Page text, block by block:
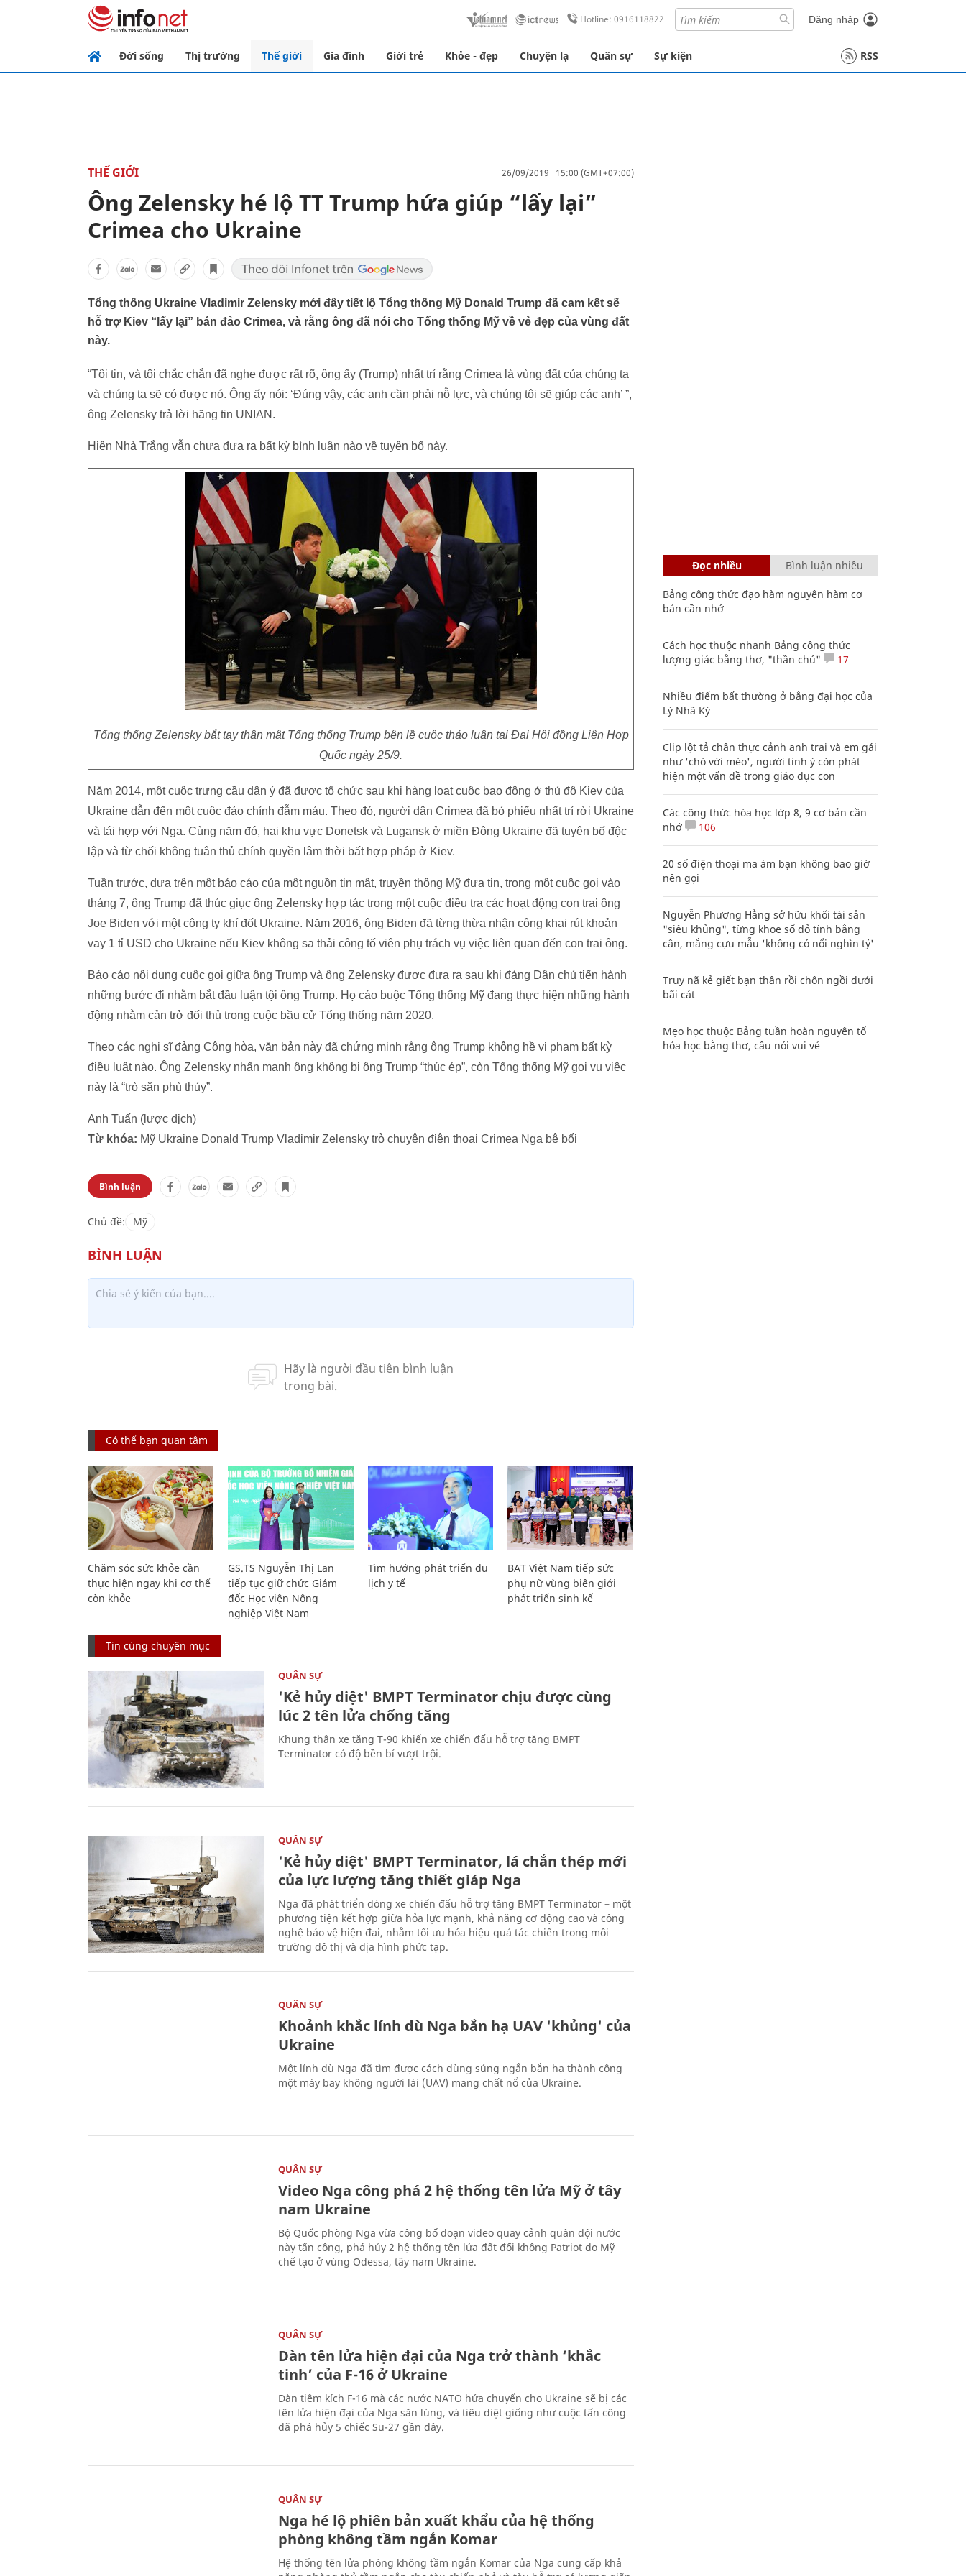
Hotline: 0916118822 Đăng nhập
Đời sống Thị trường Thế giới Gia đình Giới trẻ Khỏe - đẹp Chuyện lạ Quân sự Sự kiện RSS
THẾ GIỚI 26/09/2019 15:00 (GMT+07:00)
Ông Zelensky hé lộ TT Trump hứa giúp “lấy lại”
Crimea cho Ukraine
Tổng thống Ukraine Vladimir Zelensky mới đây tiết lộ Tổng thống Mỹ Donald Trump đã cam kết sẽ
hỗ trợ Kiev “lấy lại” bán đảo Crimea, và rằng ông đã nói cho Tổng thống Mỹ về vẻ đẹp của vùng đất
này.
“Tôi tin, và tôi chắc chắn đã nghe được rất rõ, ông ấy (Trump) nhất trí rằng Crimea là vùng đất của chúng ta
và chúng ta sẽ có được nó. Ông ấy nói: ‘Đúng vậy, các anh cần phải nỗ lực, và chúng tôi sẽ giúp các anh’ ”,
ông Zelensky trả lời hãng tin UNIAN.
Hiện Nhà Trắng vẫn chưa đưa ra bất kỳ bình luận nào về tuyên bố này.
Tổng thống Zelensky bắt tay thân mật Tổng thống Trump bên lề cuộc thảo luận tại Đại Hội đồng Liên Hợp
Quốc ngày 25/9.
Năm 2014, một cuộc trưng cầu dân ý đã được tổ chức sau khi hàng loạt cuộc bạo động ở thủ đô Kiev của
Ukraine dẫn đến một cuộc đảo chính đẫm máu. Theo đó, người dân Crimea đã bỏ phiếu nhất trí rời Ukraine
và tái hợp với Nga. Cùng năm đó, hai khu vực Donetsk và Lugansk ở miền Đông Ukraine đã tuyên bố độc
lập và từ chối không tuân thủ chính quyền lâm thời bất hợp pháp ở Kiev.
Tuần trước, dựa trên một báo cáo của một nguồn tin mật, truyền thông Mỹ đưa tin, trong một cuộc gọi vào
tháng 7, ông Trump đã thúc giục ông Zelensky hợp tác trong một cuộc điều tra các hoạt động con trai ông
Joe Biden với một công ty khí đốt Ukraine. Năm 2016, ông Biden đã từng thừa nhận công khai rút khoản
vay 1 tỉ USD cho Ukraine nếu Kiev không sa thải công tố viên phụ trách vụ việc liên quan đến con trai ông.
Báo cáo nội dung cuộc gọi giữa ông Trump và ông Zelensky được đưa ra sau khi đảng Dân chủ tiến hành
những bước đi nhằm bắt đầu luận tội ông Trump. Họ cáo buộc Tổng thống Mỹ đang thực hiện những hành
động nhằm cản trở đối thủ trong cuộc bầu cử Tổng thống năm 2020.
Theo các nghị sĩ đảng Cộng hòa, văn bản này đã chứng minh rằng ông Trump không hề vi phạm bất kỳ
điều luật nào. Ông Zelensky nhấn mạnh ông không bị ông Trump “thúc ép”, còn Tổng thống Mỹ gọi vụ việc
này là “trò săn phù thủy”.
Anh Tuấn (lược dịch)
Từ khóa: Mỹ Ukraine Donald Trump Vladimir Zelensky trò chuyện điện thoại Crimea Nga bê bối
Bình luận
Chủ đề: Mỹ
Có thể bạn quan tâm
Chăm sóc sức khỏe cần
thực hiện ngay khi cơ thể
còn khỏe
GS.TS Nguyễn Thị Lan
tiếp tục giữ chức Giám
đốc Học viện Nông
nghiệp Việt Nam
Tìm hướng phát triển du
lịch y tế
BAT Việt Nam tiếp sức
phụ nữ vùng biên giới
phát triển sinh kế
Tin cùng chuyên mục
QUÂN SỰ
'Kẻ hủy diệt' BMPT Terminator chịu được cùng
lúc 2 tên lửa chống tăng
Khung thân xe tăng T-90 khiến xe chiến đấu hỗ trợ tăng BMPT
Terminator có độ bền bỉ vượt trội.
QUÂN SỰ
'Kẻ hủy diệt' BMPT Terminator, lá chắn thép mới
của lực lượng tăng thiết giáp Nga
Nga đã phát triển dòng xe chiến đấu hỗ trợ tăng BMPT Terminator – một
phương tiện kết hợp giữa hỏa lực mạnh, khả năng cơ động cao và công
nghệ bảo vệ hiện đại, nhằm tối ưu hóa hiệu quả tác chiến trong môi
trường đô thị và địa hình phức tạp.
QUÂN SỰ
Khoảnh khắc lính dù Nga bắn hạ UAV 'khủng' của
Ukraine
Một lính dù Nga đã tìm được cách dùng súng ngắn bắn hạ thành công
một máy bay không người lái (UAV) mang chất nổ của Ukraine.
QUÂN SỰ
Video Nga công phá 2 hệ thống tên lửa Mỹ ở tây
nam Ukraine
Bộ Quốc phòng Nga vừa công bố đoạn video quay cảnh quân đội nước
này tấn công, phá hủy 2 hệ thống tên lửa đất đối không Patriot do Mỹ
chế tạo ở vùng Odessa, tây nam Ukraine.
QUÂN SỰ
Dàn tên lửa hiện đại của Nga trở thành ‘khắc
tinh’ của F-16 ở Ukraine
Dàn tiêm kích F-16 mà các nước NATO hứa chuyển cho Ukraine sẽ bị các
tên lửa hiện đại của Nga săn lùng, và tiêu diệt giống như cuộc tấn công
đã phá hủy 5 chiếc Su-27 gần đây.
QUÂN SỰ
Nga hé lộ phiên bản xuất khẩu của hệ thống
phòng không tầm ngắn Komar
Hệ thống tên lửa phòng không tầm ngắn Komar của Nga cung cấp khả
Đọc nhiều Bình luận nhiều
Bảng công thức đạo hàm nguyên hàm cơ
bản cần nhớ
Cách học thuộc nhanh Bảng công thức
lượng giác bằng thơ, "thần chú"
17
Nhiều điểm bất thường ở bằng đại học của
Lý Nhã Kỳ
Clip lột tả chân thực cảnh anh trai và em gái
như 'chó với mèo', người tinh ý còn phát
hiện một vấn đề trong giáo dục con
Các công thức hóa học lớp 8, 9 cơ bản cần
nhớ
106
20 số điện thoại ma ám bạn không bao giờ
nên gọi
Nguyễn Phương Hằng sở hữu khối tài sản
"siêu khủng", từng khoe sổ đỏ tính bằng
cân, mắng cựu mẫu 'không có nổi nghìn tỷ'
Truy nã kẻ giết bạn thân rồi chôn ngồi dưới
bãi cát
Mẹo học thuộc Bảng tuần hoàn nguyên tố
hóa học bằng thơ, câu nói vui vẻ